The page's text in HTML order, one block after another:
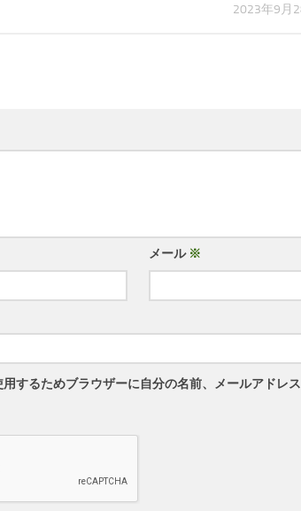
2023年9月
メール ※
するためブラウザーに自分の名前、メールアドレ